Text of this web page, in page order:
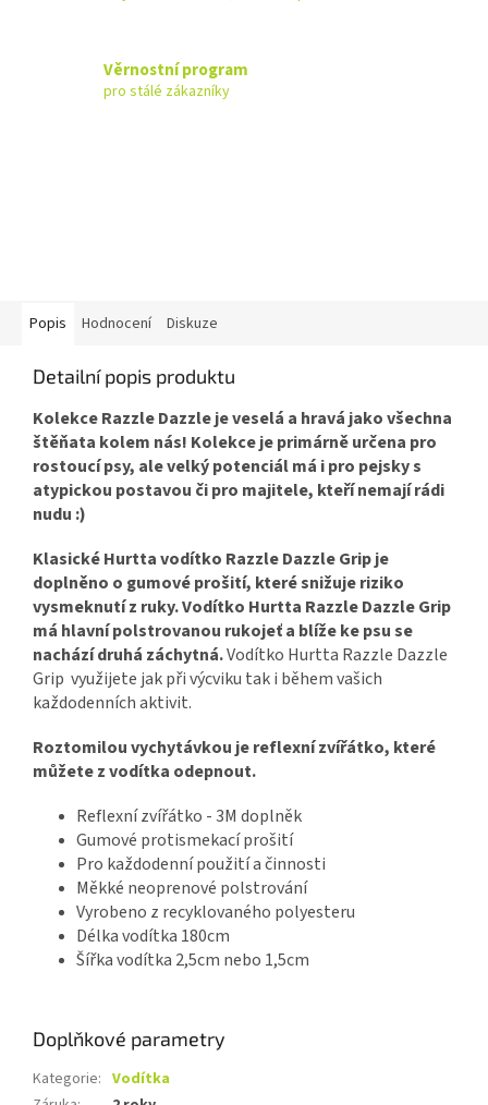
Věrnostní program
pro stálé zákazníky
Popis Hodnocení Diskuze
Detailní popis produktu
Kolekce Razzle Dazzle je veselá a hravá jako všechna
štěňata kolem nás! Kolekce je primárně určena pro
rostoucí psy, ale velký potenciál má i pro pejsky s
atypickou postavou či pro majitele, kteří nemají rádi
nudu :)
Klasické Hurtta vodítko Razzle Dazzle Grip je
doplněno o gumové prošití, které snižuje riziko
vysmeknutí z ruky. Vodítko Hurtta Razzle Dazzle Grip
má hlavní polstrovanou rukojeť a blíže ke psu se
nachází druhá záchytná.Vodítko Hurtta Razzle Dazzle
Grip využijete jak při výcviku tak i během vašich
každodenních aktivit.
Roztomilou vychytávkou je reflexní zvířátko, které
můžete z vodítka odepnout.
Reflexní zvířátko - 3M doplněk
Gumové protismekací prošití
Pro každodenní použití a činnosti
Měkké neoprenové polstrování
Vyrobeno z recyklovaného polyesteru
Délka vodítka 180cm
Šířka vodítka 2,5cm nebo 1,5cm
Doplňkové parametry
Kategorie: Vodítka